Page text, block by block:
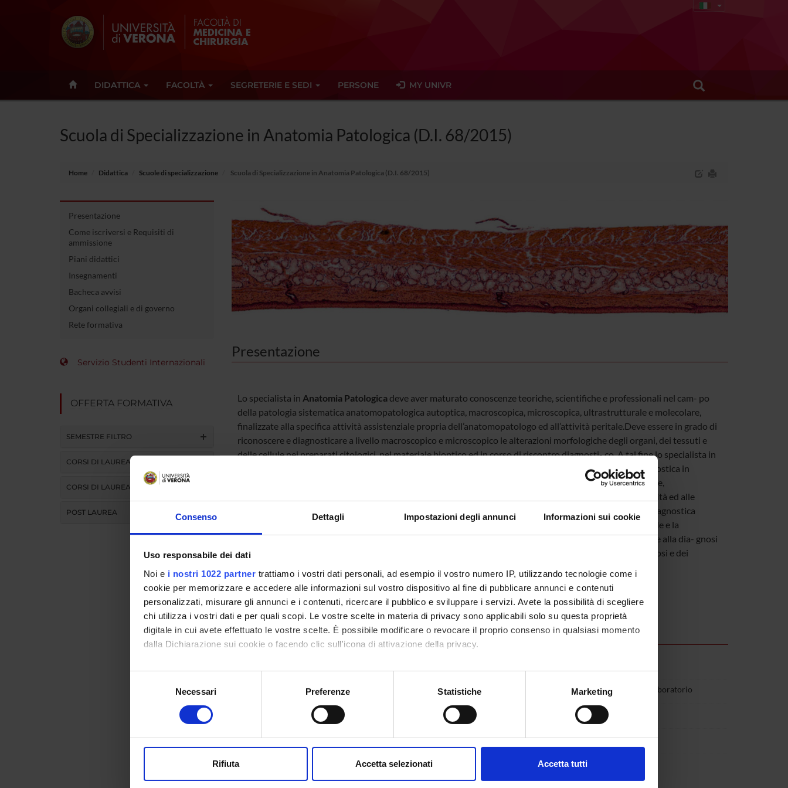
Consenso Dettagli Impostazioni degli annunci Informazioni sui cookie
Uso responsabile dei dati
Noi e i nostri 1022 partner trattiamo i vostri dati personali, ad esempio il vostro numero IP, utilizzando tecnologie come i
cookie per memorizzare e accedere alle informazioni sul vostro dispositivo al fine di pubblicare annunci e contenuti
personalizzati, misurare gli annunci e i contenuti, ricercare il pubblico e sviluppare i servizi. Avete la possibilità di scegliere
chi utilizza i vostri dati e per quali scopi. Le vostre scelte in materia di privacy sono applicabili solo su questa proprietà
digitale in cui avete effettuato le vostre scelte. È possibile modificare o revocare il proprio consenso in qualsiasi momento
dalla Dichiarazione sui cookie o facendo clic sull'icona di attivazione della privacy.
Con il tuo consenso, vorremmo anche:
raccogliere informazioni sulla tua posizione geografica, con un'approssimazione di qualche metro,
digitali).
modificare o ritirare il tuo consenso in qualsiasi momento dalla Dichiarazione sui cookie.
Necessari Preferenze Statistiche Marketing
Rifiuta Accetta selezionati Accetta tutti
DIDATTICA FACOLTÀ SEGRETERIE E SEDI PERSONE MY UNIVR
Scuola di Specializzazione in Anatomia Patologica (D.I. 68/2015)
Home Didattica Scuole di specializzazione Scuola di Specializzazione in Anatomia Patologica (D.I. 68/2015)
Presentazione
Come iscriversi e Requisiti di
ammissione
Piani didattici
Insegnamenti
Bacheca avvisi
Organi collegiali e di governo
Rete formativa
Servizio Studenti Internazionali
OFFERTA FORMATIVA
SEMESTRE FILTRO
CORSI DI LAUREA
CORSI DI LAUREA MAGISTRALE
POST LAUREA
Presentazione
Lo specialista in Anatomia Patologica deve aver maturato conoscenze teoriche, scientifiche e professionali nel cam- po
della patologia sistematica anatomopatologica autoptica, macroscopica, microscopica, ultrastrutturale e molecolare,
finalizzate alla specifica attività assistenziale propria dell’anatomopatologo ed all’attività peritale.Deve essere in grado di
riconoscere e diagnosticare a livello macroscopico e microscopico le alterazioni morfologiche degli organi, dei tessuti e
delle cellule nei preparati citologici, nel materiale bioptico ed in corso di riscontro diagnosti- co. A tal fine lo specialista in
anatomia patologica deve acquisire le necessarie competenze nell’applicazione ed inter- pretazione diagnostica in
patologia umana delle metodiche anatomiche, istologiche, citologiche, istochimiche, immu- noistochimiche,
ultrastrutturali e di biologia molecolare, nonché capacità nell’utilizzo di metodi relativi al controllo di qualità ed alle
valutazioni quantitative. Sono specifici ambiti di competenza dello specialista in anatomia patologica la diagnostica
autoptica, macroscopica, istopatologica, citopatologica, istocitopatologica intraoperatoria, ultrastrutturale e la
caratterizzazione biomolecolare delle lesioni di cellule, tessuti ed organi e dell’intero organismo, finalizzate alla dia- gnosi
di esse, utili anche per l’orientamento prognostico e terapeutico, e per la valutazione epicritica della diagnosi e dei
Scheda del corso
Classe di appartenenza SAS-5509 - Classe per le Scuole di Specialità (Ateneo): Medicina diagnostica e di laboratorio
Consiglio della Scuola di Specializzazione in Anatomia Patologica
Referente Aldo Scarpa
Coordinatore delle attività
Matteo Brunelli